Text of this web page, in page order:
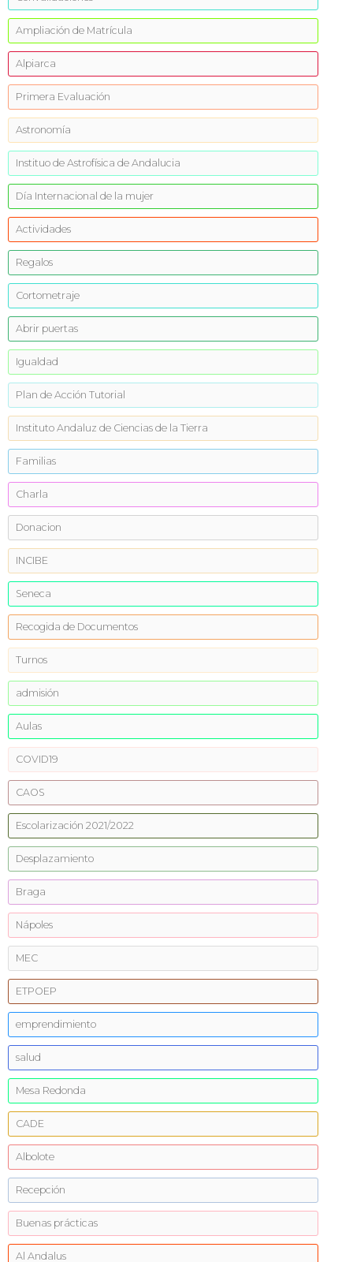
Ampliación de Matrícula
Alpiarca
Primera Evaluación
Astronomía
Instituo de Astrofísica de Andalucia
Día Internacional de la mujer
Actividades
Regalos
Cortometraje
Abrir puertas
Igualdad
Plan de Acción Tutorial
Instituto Andaluz de Ciencias de la Tierra
Familias
Charla
Donacion
INCIBE
Seneca
Recogida de Documentos
Turnos
admisión
Aulas
COVID19
CAOS
Escolarización 2021/2022
Desplazamiento
Braga
Nápoles
MEC
ETPOEP
emprendimiento
salud
Mesa Redonda
CADE
Albolote
Recepción
Buenas prácticas
Al Andalus